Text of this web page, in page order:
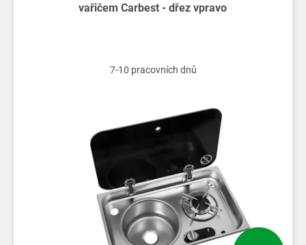
vařičem Carbest - dřez vpravo
7-10 pracovních dnů